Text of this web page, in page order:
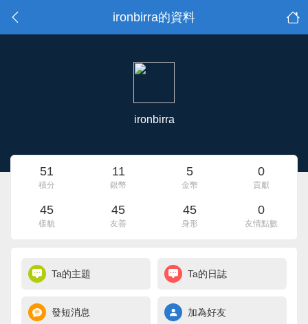
ironbirra的資料
ironbirra
51
積分
11
銀幣
5
金幣
0
貢獻
45
樣貌
45
友善
45
身形
0
友情點數
Ta的主題 Ta的日誌
發短消息 加為好友